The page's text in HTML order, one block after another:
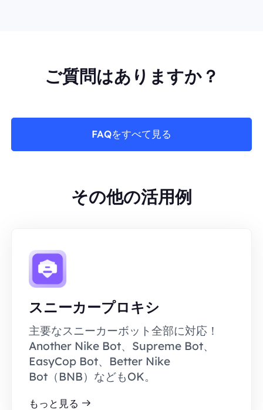
ご質問はありますか？
FAQをすべて見る
その他の活用例
スニーカープロキシ
主要なスニーカーボット全部に対応！
Another Nike Bot、Supreme Bot、
EasyCop Bot、Better Nike
Bot（BNB）などもOK。
もっと見る